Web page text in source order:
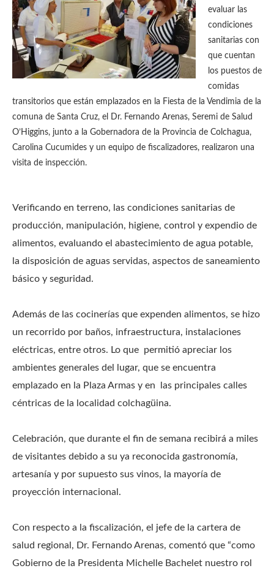
evaluar las
condiciones
sanitarias con
que cuentan
los puestos de
comidas
transitorios que están emplazados en la Fiesta de la Vendimia de la
comuna de Santa Cruz, el Dr. Fernando Arenas, Seremi de Salud
O’Higgins, junto a la Gobernadora de la Provincia de Colchagua,
Carolina Cucumides y un equipo de fiscalizadores, realizaron una
visita de inspección.
Verificando en terreno, las condiciones sanitarias de
producción, manipulación, higiene, control y expendio de
alimentos, evaluando el abastecimiento de agua potable,
la disposición de aguas servidas, aspectos de saneamiento
básico y seguridad.
Además de las cocinerías que expenden alimentos, se hizo
un recorrido por baños, infraestructura, instalaciones
eléctricas, entre otros. Lo que permitió apreciar los
ambientes generales del lugar, que se encuentra
emplazado en la Plaza Armas y en las principales calles
céntricas de la localidad colchagüina.
Celebración, que durante el fin de semana recibirá a miles
de visitantes debido a su ya reconocida gastronomía,
artesanía y por supuesto sus vinos, la mayoría de
proyección internacional.
Con respecto a la fiscalización, el jefe de la cartera de
salud regional, Dr. Fernando Arenas, comentó que “como
Gobierno de la Presidenta Michelle Bachelet nuestro rol